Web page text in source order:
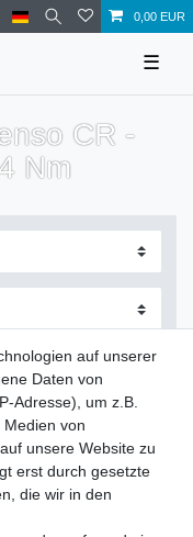
0,00 EUR
☰
CR -
Nm
auf unserer
Daten von
Adresse), um z.B.
von
unsere Website zu
erst durch gesetzte
die wir in den